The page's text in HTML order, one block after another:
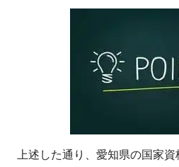
上述した通り、愛知県の国家